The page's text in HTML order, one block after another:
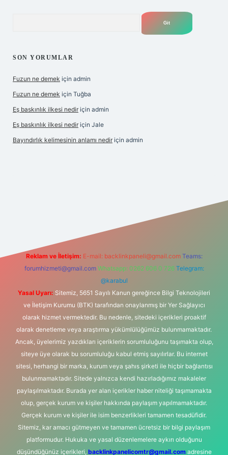
SON YORUMLAR
Fuzun ne demek için admin
Fuzun ne demek için Tuğba
Eş baskınlık ilkesi nedir için admin
Eş baskınlık ilkesi nedir için Jale
Bayındırlık kelimesinin anlamı nedir için admin
Reklam ve İletişim: E-mail: backlinkpaneli@gmail.com Teams:
forumhizmeti@gmail.com Whatsapp: 0262 606 0 726 Telegram:
@karabul
Yasal Uyarı: Sitemiz, 5651 Sayılı Kanun gereğince Bilgi Teknolojileri
ve İletişim Kurumu (BTK) tarafından onaylanmış bir Yer Sağlayıcı
olarak hizmet vermektedir. Bu nedenle, sitedeki içerikleri proaktif
olarak denetleme veya araştırma yükümlülüğümüz bulunmamaktadır.
Ancak, üyelerimiz yazdıkları içeriklerin sorumluluğunu taşımakta olup,
siteye üye olarak bu sorumluluğu kabul etmiş sayılırlar. Bu internet
sitesi, herhangi bir marka, kurum veya şahıs şirketi ile hiçbir bağlantısı
bulunmamaktadır. Sitede yalnızca kendi hazırladığımız makaleler
paylaşılmaktadır. Burada yer alan içerikler haber niteliği taşımamakta
olup, gerçek kurum ve kişiler hakkında paylaşım yapılmamaktadır.
Gerçek kurum ve kişiler ile isim benzerlikleri tamamen tesadüfidir.
Sitemiz, kar amacı gütmeyen ve tamamen ücretsiz bir bilgi paylaşım
platformudur. Hukuka ve yasal düzenlemelere aykırı olduğunu
düşündüğünüz içerikleri, backlinkpanelicomtr@gmail.comadresine